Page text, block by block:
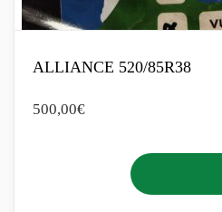
ALLIANCE 520/85R38
500,00€